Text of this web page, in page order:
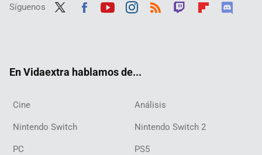
Síguenos
En Vidaextra hablamos de...
Cine Análisis
Nintendo Switch Nintendo Switch 2
PC PS5